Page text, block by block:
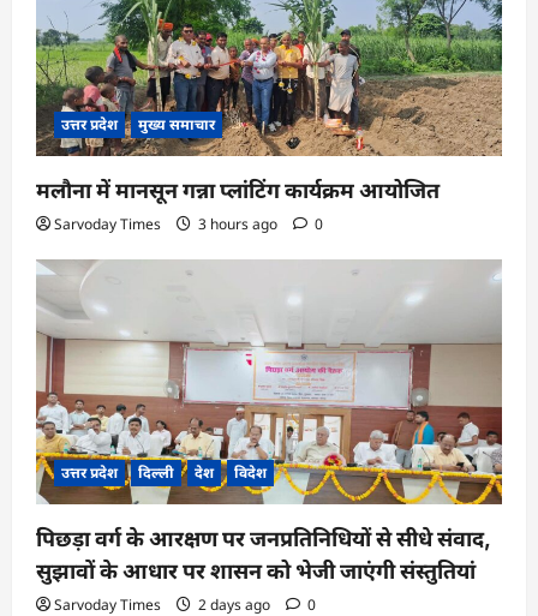
उत्तर प्रदेश मुख्य समाचार
मलौना में मानसून गन्ना प्लांटिंग कार्यक्रम आयोजित
Sarvoday Times 3 hours ago 0
उत्तर प्रदेश दिल्ली देश विदेश
पिछड़ा वर्ग के आरक्षण पर जनप्रतिनिधियों से सीधे संवाद,
सुझावों के आधार पर शासन को भेजी जाएंगी संस्तुतियां
Sarvoday Times 2 days ago 0